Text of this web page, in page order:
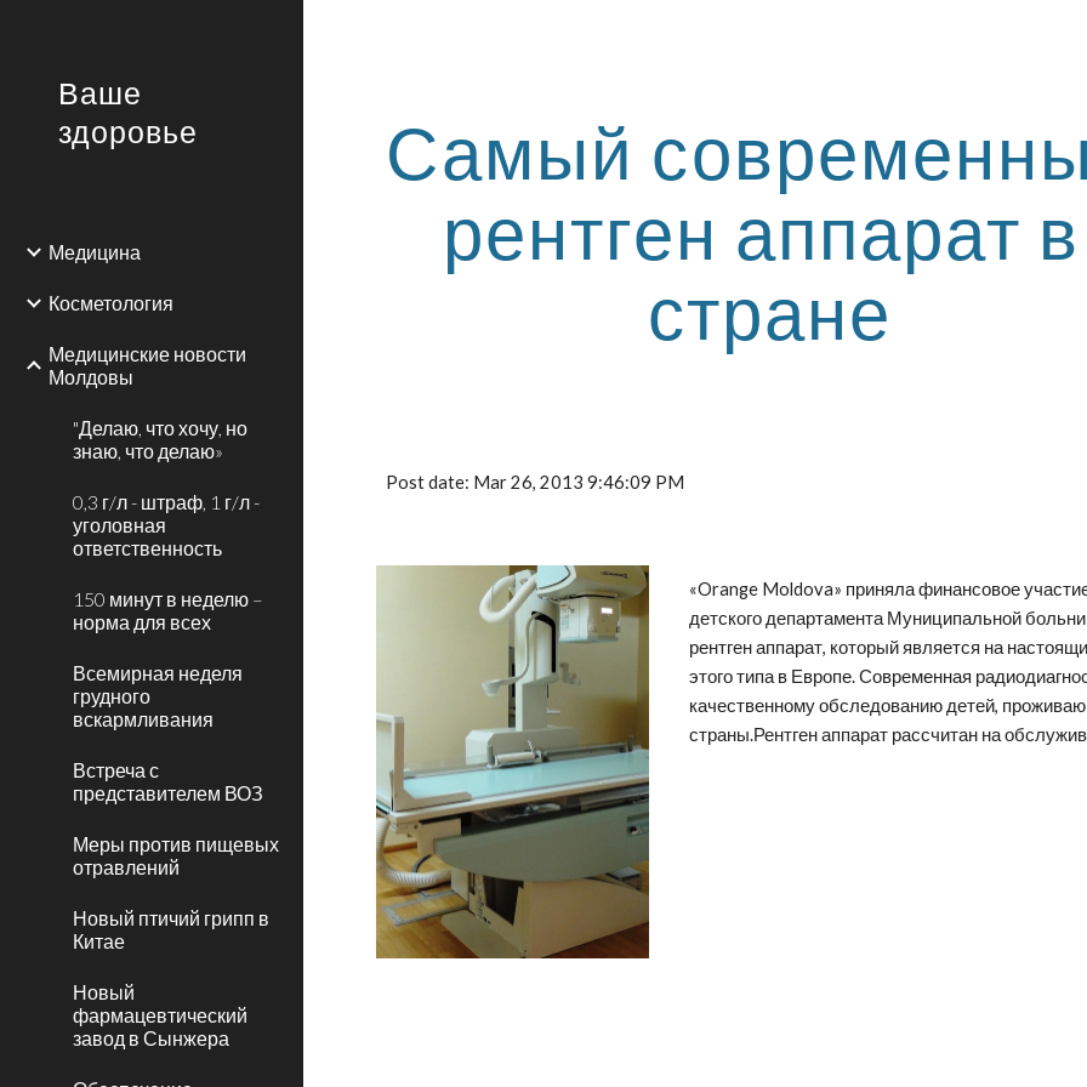
Ваше
здоровье
Медицина
Косметология
Медицинские новости
Молдовы
"Делаю, что хочу, но
знаю, что делаю»
0,3 г/л - штраф, 1 г/л -
уголовная
ответственность
150 минут в неделю –
норма для всех
Всемирная неделя
грудного
вскармливания
Встреча с
представителем ВОЗ
Меры против пищевых
отравлений
Новый птичий грипп в
Китае
Новый
фармацевтический
завод в Сынжера
Самый
рентген аппарат в
стране
Post date: Mar 26, 2013 9:46:09 PM
«Orange Moldova» приняла финансовое
детского департамента Муниципальной
рентген аппарат, который является на
этого типа в Европе. Современная
качественному обследованию детей,
страны.Рентген аппарат рассчитан на